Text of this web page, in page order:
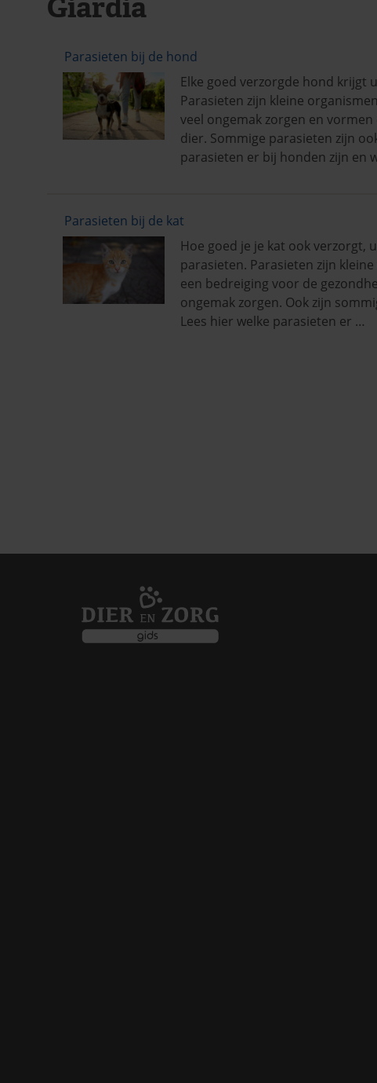
Parasieten bij de hond
Elke goed verzorgde hond krijgt
Parasieten zijn kleine
veel ongemak zorgen en
dier. Sommige parasieten zijn
parasieten er bij honden zijn en
Parasieten bij de kat
Hoe goed je je kat ook verzorgt,
parasieten. Parasieten zijn
een bedreiging voor de
ongemak zorgen. Ook zijn
Lees hier welke parasieten er …